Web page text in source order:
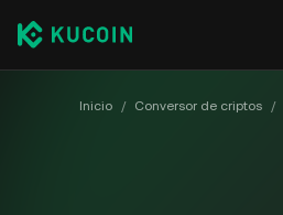
Inicio / Conversor de criptos /